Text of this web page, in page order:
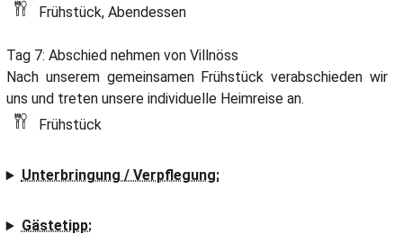
Frühstück, Abendessen
Tag 7: Abschied nehmen von Villnöss
Nach unserem gemeinsamen Frühstück verabschieden wir
uns und treten unsere individuelle Heimreise an.
Frühstück
Unterbringung / Verpflegung:
Gästetipp: